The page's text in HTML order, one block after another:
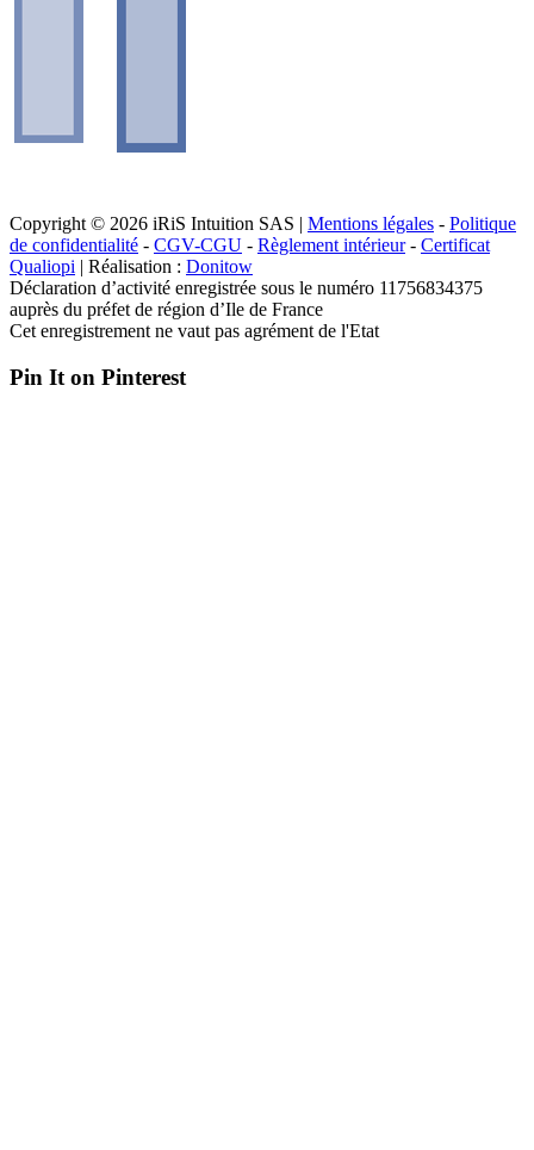
Copyright © 2026 iRiS Intuition SAS | Mentions légales - Politique
de confidentialité - CGV-CGU - Règlement intérieur- Certificat
Qualiopi | Réalisation : Donitow
Déclaration d’activité enregistrée sous le numéro 11756834375
auprès du préfet de région d’Ile de France
Cet enregistrement ne vaut pas agrément de l'Etat
Pin It on Pinterest